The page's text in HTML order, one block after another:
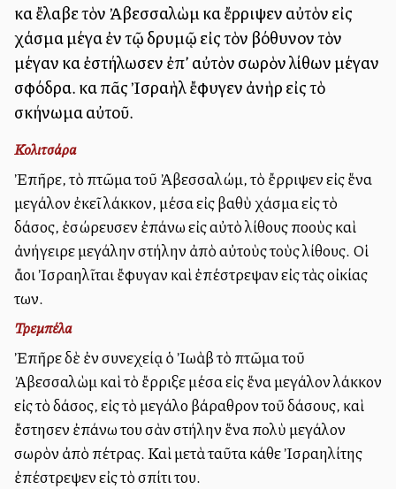
καὶ ἔλαβε τὸν Ἀβεσσαλὼμ καὶ ἔρριψεν αὐτὸν εἰς
χάσμα μέγα ἐν τῷ δρυμῷ εἰς τὸν βόθυνον τὸν
μέγαν καὶ ἐστήλωσεν ἐπ’ αὐτὸν σωρὸν λίθων μέγαν
σφόδρα. καὶ πᾶς Ἰσραὴλ ἔφυγεν ἀνὴρ εἰς τὸ
σκήνωμα αὐτοῦ.
Κολιτσάρα
Ἐπῆρε, τὸ πτῶμα τοῦ Ἀβεσσαλώμ, τὸ ἔρριψεν εἰς ἕνα
μεγάλον ἐκεῖ λάκκον, μέσα εἰς βαθὺ χάσμα εἰς τὸ
δάσος, ἐσώρευσεν ἐπάνω εἰς αὐτὸ λίθους πολλοὺς καὶ
ἀνήγειρε μεγάλην στήλην ἀπὸ αὐτοὺς τοὺς λίθους. Οἱ
ἄλλοι Ἰσραηλῖται ἔφυγαν καὶ ἐπέστρεψαν εἰς τὰς οἰκίας
των.
Τρεμπέλα
Ἐπῆρε δὲ ἐν συνεχείᾳ ὁ Ἰωὰβ τὸ πτῶμα τοῦ
Ἀβεσσαλὼμ καὶ τὸ ἔρριξε μέσα εἰς ἕνα μεγάλον λάκκον
εἰς τὸ δάσος, εἰς τὸ μεγάλο βάραθρον τοῦ δάσους, καὶ
ἔστησεν ἐπάνω του σὰν στήλην ἕνα πολὺ μεγάλον
σωρὸν ἀπὸ πέτρας. Καὶ μετὰ ταῦτα κάθε Ἰσραηλίτης
ἐπέστρεψεν εἰς τὸ σπίτι του.